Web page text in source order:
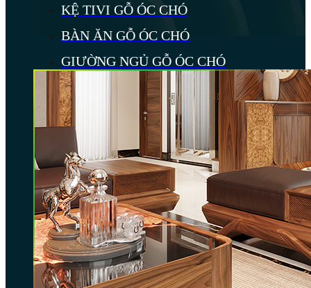
KỆ TIVI GỖ ÓC CHÓ
BÀN ĂN GỖ ÓC CHÓ
GIƯỜNG NGỦ GỖ ÓC CHÓ